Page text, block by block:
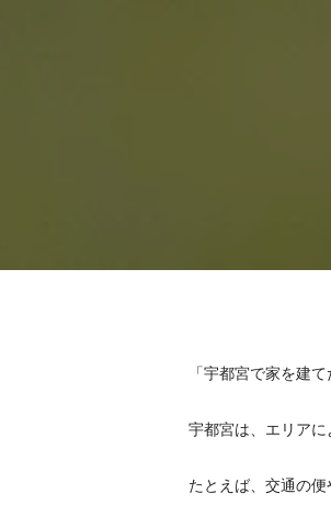
「宇都宮で家を建
宇都宮は、エリアに
たとえば、交通の